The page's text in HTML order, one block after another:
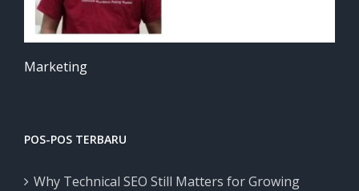
Marketing
POS-POS TERBARU
Why Technical SEO Still Matters for Growing